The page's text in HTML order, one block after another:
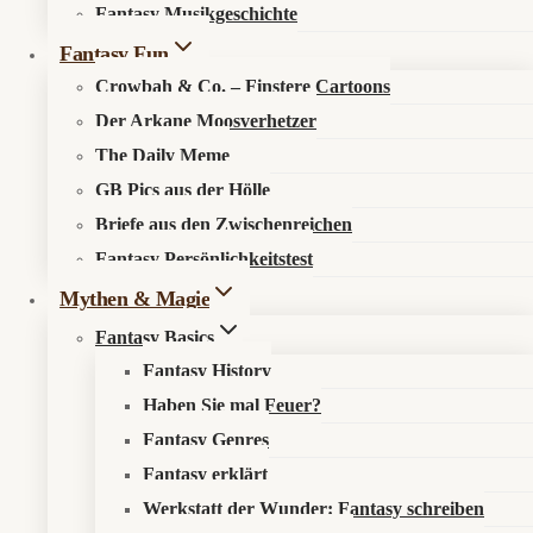
Fantasy Musikgeschichte
Fantasy Fun
Crowbah & Co. – Finstere Cartoons
Der Arkane Moosverhetzer
The Daily Meme
GB Pics aus der Hölle
Briefe aus den Zwischenreichen
Fantasy Persönlichkeitstest
Mythen & Magie
Fantasy Basics
Fantasy History
Haben Sie mal Feuer?
Fantasy Genres
Fantasy erklärt
Werkstatt der Wunder: Fantasy schreiben
Search in content
Starke Stimmen»Die starken
Stimmen der Fantasy: Wolfgang Hohlbein
Wolfgang Hohlbein – Der Vielschreiber der
deutschen Fantasy
📍 Kurzprofil